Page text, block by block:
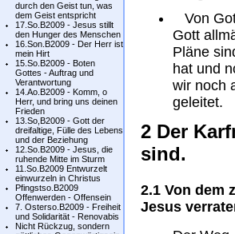
durch den Geist tun, was
dem Geist entspricht
17.So.B2009 - Jesus stillt
den Hunger des Menschen
16.Son.B2009 - Der Herr ist
mein Hirt
15.So.B2009 - Boten
Gottes - Auftrag und
Verantwortung
14.Ao.B2009 - Komm, o
Herr, und bring uns deinen
Frieden
13.So,B2009 - Gott der
dreifaltige, Fülle des Lebens
und der Beziehung
12.So.B2009 - Jesus, die
ruhende Mitte im Sturm
11.So.B2009 Entwurzelt
einwurzeln in Christus
Pfingstso.B2009
Offenwerden - Offensein
7. Osterso.B2009 - Freiheit
und Solidarität - Renovabis
Nicht Rückzug, sondern
Von
Gott
Pläne
hat und
wir noch
geleitet.
2 Der
sind.
2.1 Von dem
Jesus